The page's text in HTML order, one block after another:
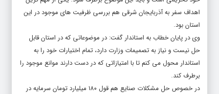
اهداف سفر به آذربایجان شرقی هم بررسی ظرفیت های موجود در این
استان بود.
وی در پایان خطاب به استاندار گفت: در موضوعاتی که در استان قابل
حل نیست و نیاز به تصمیمات وزارت دارد، تمام اختیارات خود را به
استاندار محول می کنم تا با امتیازاتی که در دست دارند موانع موجود را
برطرف کند.
در خصوص حل مشکلات صنایع هم قول ۱۸۰ میلیارد تومان سرمایه در